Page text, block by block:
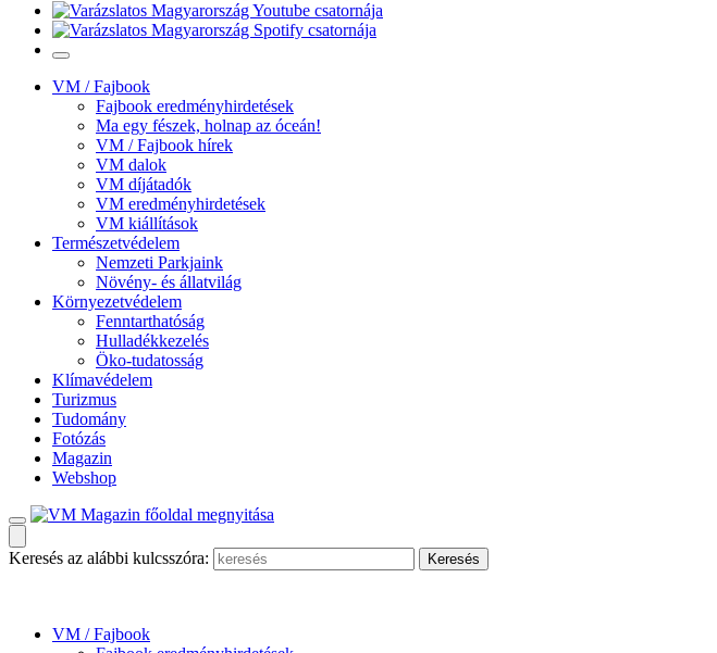
VM / Fajbook
Fajbook eredményhirdetések
Ma egy fészek, holnap az óceán!
VM / Fajbook hírek
VM dalok
VM díjátadók
VM eredményhirdetések
VM kiállítások
Természetvédelem
Nemzeti Parkjaink
Növény- és állatvilág
Környezetvédelem
Fenntarthatóság
Hulladékkezelés
Öko-tudatosság
Klímavédelem
Turizmus
Tudomány
Fotózás
Magazin
Webshop
Keresés az alábbi kulcsszóra:
VM / Fajbook